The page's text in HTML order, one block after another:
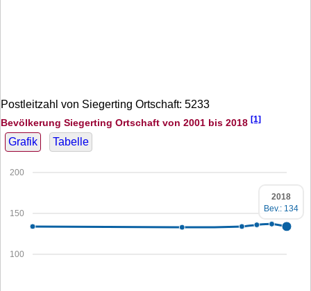
Postleitzahl von Siegerting Ortschaft: 5233
Bevölkerung Siegerting Ortschaft von 2001 bis 2018 [1]
Grafik Tabelle
100
150
200
2018
Bev.: 134